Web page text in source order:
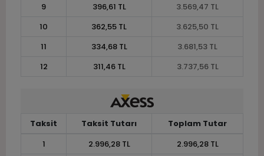
9
396,61 TL
3.569,47 TL
10
362,55 TL
3.625,50 TL
11
334,68 TL
3.681,53 TL
12
311,46 TL 3.737,56 TL
Taksit Taksit Tutarı
Toplam Tutar
1
2.996,28 TL
2.996,28 TL